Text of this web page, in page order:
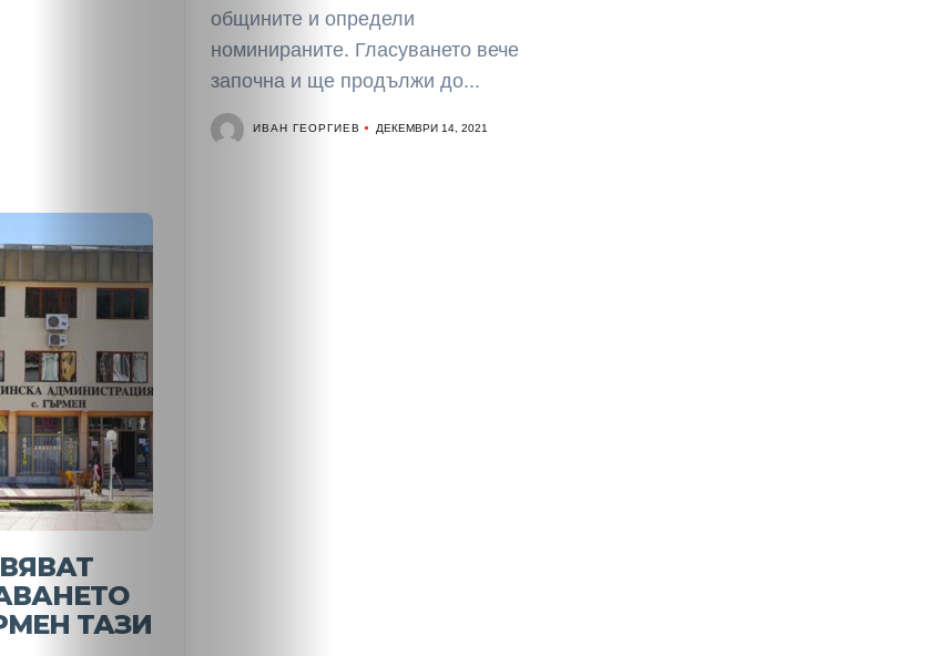
Малки
Таблоид
Новини
Search
общините и определи
номинираните. Гласуването вече
започна и ще продължи до...
ИВАН ГЕОРГИЕВ ДЕКЕМВРИ 14, 2021
ТАЗИ